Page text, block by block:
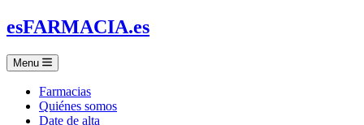
esFARMACIA.es
Menu
Farmacias
Quiénes somos
Date de alta